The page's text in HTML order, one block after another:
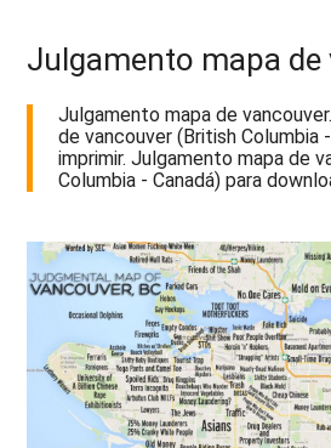
Julgamento mapa de
Julgamento mapa de
de vancouver (British Columbia
imprimir. Julgamento mapa de
Columbia - Canadá) para